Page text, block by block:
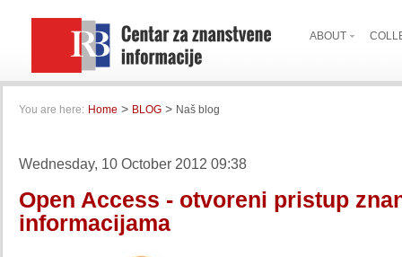
ABOUT
You are here: Home > BLOG > Naš blog
Wednesday, 10 October 2012 09:38
Open Access - otvoreni pristup
informacijama